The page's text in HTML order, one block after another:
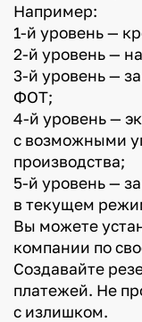
Например:
1-й уровень —
2-й уровень —
3-й уровень —
ФОТ;
4-й уровень —
с возможными
производства;
5-й уровень —
в текущем
Вы можете
компании по
Создавайте
платежей. Не
с излишком.